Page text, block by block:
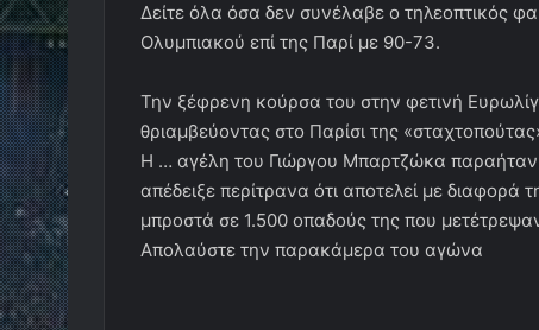
Δείτε όλα όσα δεν συνέλαβε ο τηλεοπτικός
Ολυμπιακού επί της Παρί με 90-73.
Την ξέφρενη κούρσα του στην φετινή
θριαμβεύοντας στο Παρίσι της
Η … αγέλη του Γιώργου Μπαρτζώκα παραήταν
απέδειξε περίτρανα ότι αποτελεί με
μπροστά σε 1.500 οπαδούς της που
Απολαύστε την παρακάμερα του αγώνα